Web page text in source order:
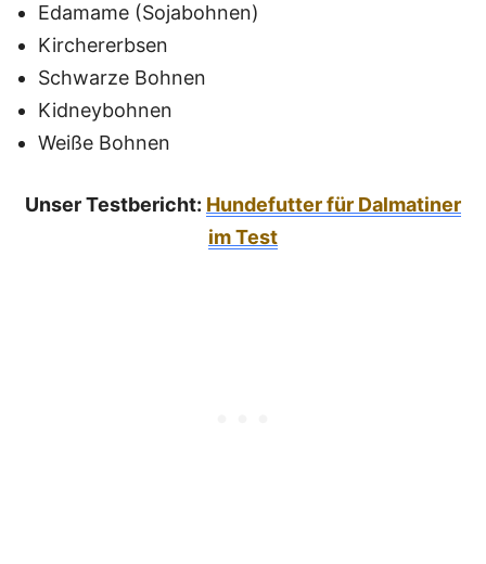
Edamame (Sojabohnen)
Kirchererbsen
Schwarze Bohnen
Kidneybohnen
Weiße Bohnen
Unser Testbericht: Hundefutter für Dalmatiner
im Test